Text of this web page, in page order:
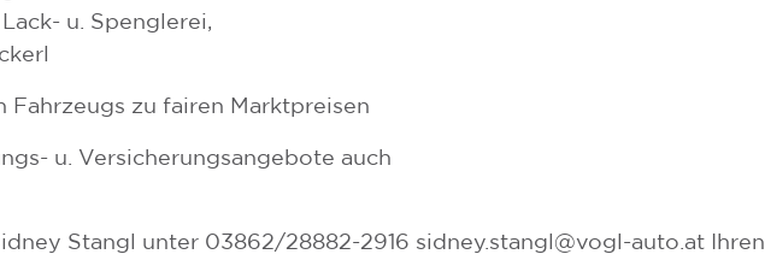
u. Spenglerei,
Fahrzeugs zu fairen Marktpreisen
u. Versicherungsangebote auch
Stangl unter 03862/28882-2916 sidney.stangl@vogl-auto.at Ihren